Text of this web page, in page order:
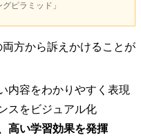
ピラミッド」
方から訴えかけることが
内容をわかりやすく表現
スをビジュアル化
高い学習効果を発揮